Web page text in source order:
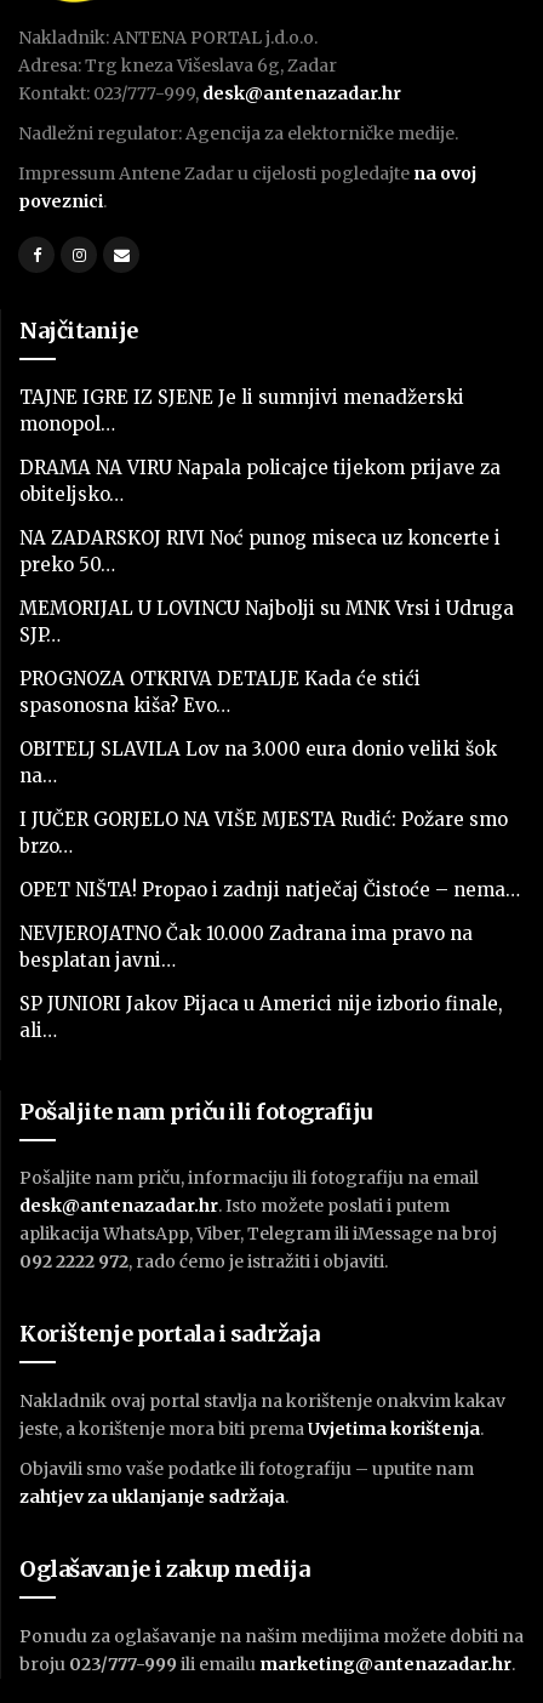
Nakladnik: ANTENA PORTAL j.d.o.o.
Adresa: Trg kneza Višeslava 6g, Zadar
Kontakt: 023/777-999, desk@antenazadar.hr
Nadležni regulator: Agencija za elektorničke medije.
Impressum Antene Zadar u cijelosti pogledajte na ovoj
poveznici.
Najčitanije
TAJNE IGRE IZ SJENE Je li sumnjivi menadžerski
monopol…
DRAMA NA VIRU Napala policajce tijekom prijave za
obiteljsko…
NA ZADARSKOJ RIVI Noć punog miseca uz koncerte i
preko 50…
MEMORIJAL U LOVINCU Najbolji su MNK Vrsi i Udruga
SJP…
PROGNOZA OTKRIVA DETALJE Kada će stići
spasonosna kiša? Evo…
OBITELJ SLAVILA Lov na 3.000 eura donio veliki šok
na…
I JUČER GORJELO NA VIŠE MJESTA Rudić: Požare smo
brzo…
OPET NIŠTA! Propao i zadnji natječaj Čistoće – nema…
NEVJEROJATNO Čak 10.000 Zadrana ima pravo na
besplatan javni…
SP JUNIORI Jakov Pijaca u Americi nije izborio finale,
ali…
Pošaljite nam priču ili fotografiju
Pošaljite nam priču, informaciju ili fotografiju na email
desk@antenazadar.hr. Isto možete poslati i putem
aplikacija WhatsApp, Viber, Telegram ili iMessage na broj
092 2222 972, rado ćemo je istražiti i objaviti.
Korištenje portala i sadržaja
Nakladnik ovaj portal stavlja na korištenje onakvim kakav
jeste, a korištenje mora biti premaUvjetima korištenja.
Objavili smo vaše podatke ili fotografiju – uputite nam
zahtjev za uklanjanje sadržaja.
Oglašavanje i zakup medija
Ponudu za oglašavanje na našim medijima možete dobiti na
broju 023/777-999 ili emailu marketing@antenazadar.hr.